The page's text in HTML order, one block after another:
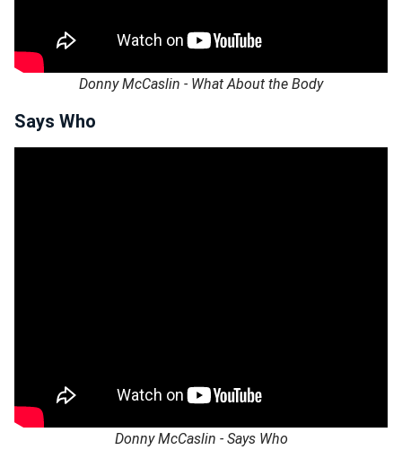
Donny McCaslin - What About the Body
Says Who
Donny McCaslin - Says Who